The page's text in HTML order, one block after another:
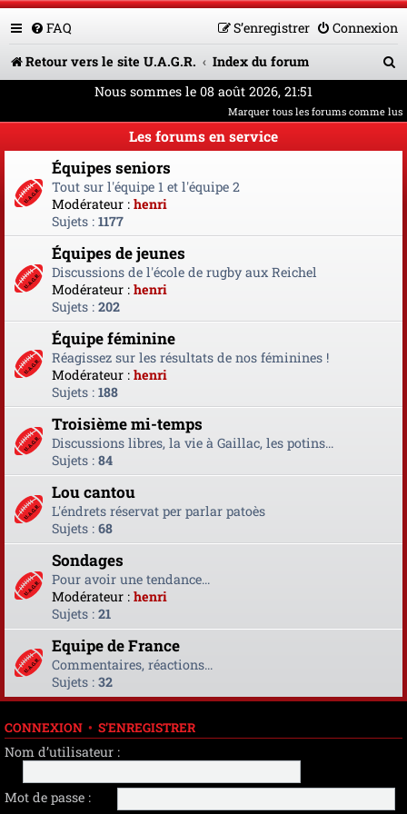
FAQ Connexion
S’enregistrer
Retour vers le site U.A.G.R.
Index du forum
c
Nous sommes le 08 août 2026, 21:51
Marquer tous les forums comme lus
Les forums en service
Équipes seniors
Tout sur l'équipe 1 et l'équipe 2
Modérateur : henri
Sujets : 1177
Équipes de jeunes
Discussions de l'école de rugby aux Reichel
Modérateur : henri
Sujets : 202
Équipe féminine
Réagissez sur les résultats de nos féminines !
Modérateur : henri
Sujets : 188
Troisième mi-temps
Discussions libres, la vie à Gaillac, les potins...
Sujets : 84
Lou cantou
L'éndrets réservat per parlar patoès
Sujets : 68
Sondages
Pour avoir une tendance...
Modérateur : henri
Sujets : 21
Equipe de France
Commentaires, réactions...
Sujets : 32
CONNEXION • S’ENREGISTRER
Nom d’utilisateur :
Mot de passe :